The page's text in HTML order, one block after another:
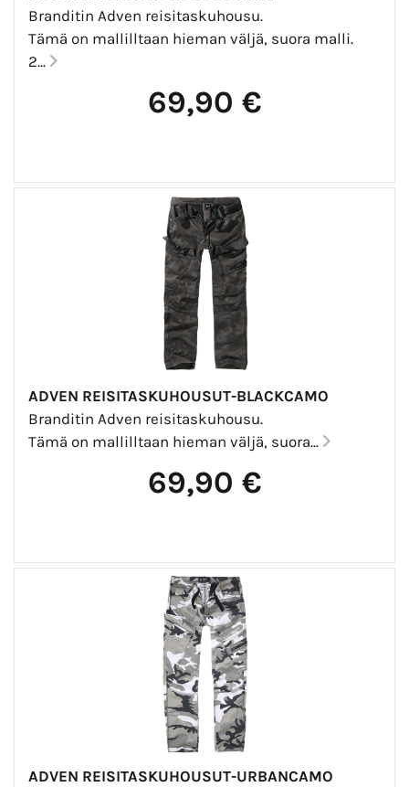
Branditin Adven reisitaskuhousu.
Tämä on mallilltaan hieman väljä, suora malli.
2...
69,90 €
ADVEN REISITASKUHOUSUT-BLACKCAMO
Branditin Adven reisitaskuhousu.
Tämä on mallilltaan hieman väljä, suora...
69,90 €
ADVEN REISITASKUHOUSUT-URBANCAMO